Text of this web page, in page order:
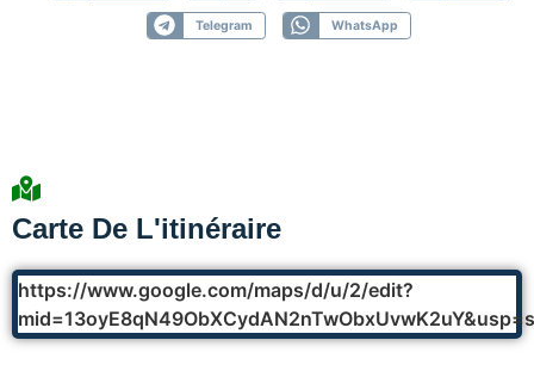
Telegram WhatsApp
Carte De L'itinéraire
https://www.google.com/maps/d/u/2/edit?